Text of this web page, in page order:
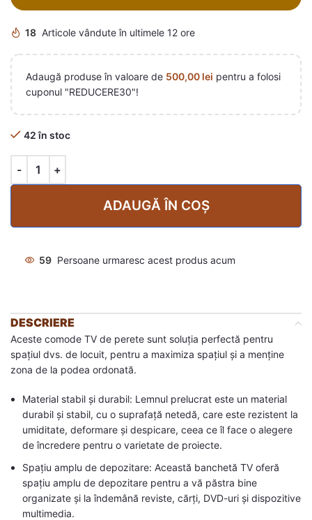
18 Articole vândute în ultimele 12 ore
Adaugă produse în valoare de 500,00 lei pentru a folosi
cuponul "REDUCERE30"!
42 în stoc
ADAUGĂ ÎN COȘ
59 Persoane urmaresc acest produs acum
DESCRIERE
Aceste comode TV de perete sunt soluția perfectă pentru
spațiul dvs. de locuit, pentru a maximiza spațiul și a menține
zona de la podea ordonată.
Material stabil și durabil: Lemnul prelucrat este un material
durabil și stabil, cu o suprafață netedă, care este rezistent la
umiditate, deformare și despicare, ceea ce îl face o alegere
de încredere pentru o varietate de proiecte.
Spațiu amplu de depozitare: Această banchetă TV oferă
spațiu amplu de depozitare pentru a vă păstra bine
organizate și la îndemână reviste, cărți, DVD-uri și dispozitive
multimedia.